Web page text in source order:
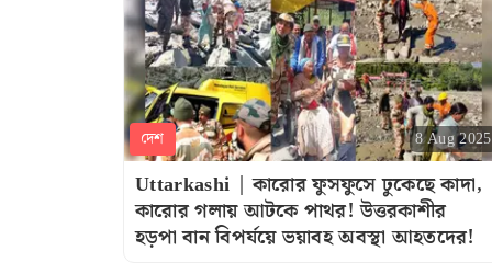
দেশ 8 Aug 2025
Uttarkashi | কারোর ফুসফুসে ঢুকেছে কাদা,
কারোর গলায় আটকে পাথর! উত্তরকাশীর
হড়পা বান বিপর্যয়ে ভয়াবহ অবস্থা আহতদের!